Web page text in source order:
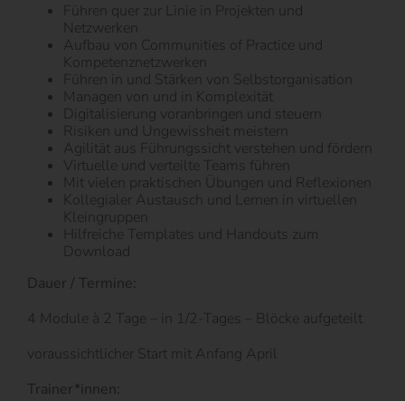
Führen quer zur Linie in Projekten und
Netzwerken
Aufbau von Communities of Practice und
Kompetenznetzwerken
Führen in und Stärken von Selbstorganisation
Managen von und in Komplexität
Digitalisierung voranbringen und steuern
Risiken und Ungewissheit meistern
Agilität aus Führungssicht verstehen und fördern
Virtuelle und verteilte Teams führen
Mit vielen praktischen Übungen und Reflexionen
Kollegialer Austausch und Lernen in virtuellen
Kleingruppen
Hilfreiche Templates und Handouts zum
Download
Dauer / Termine:
4 Module à 2 Tage – in 1/2-Tages – Blöcke aufgeteilt
voraussichtlicher Start mit Anfang April
Trainer*innen: